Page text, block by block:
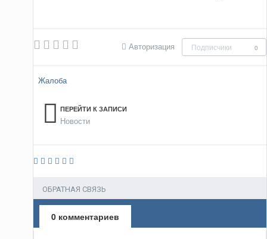
Авторизация Подписчики 0
Жалоба
ПЕРЕЙТИ К ЗАПИСИ
Новости
ОБРАТНАЯ СВЯЗЬ
0 комментариев